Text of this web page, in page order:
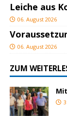
Leiche aus
06. August 2026
06. August 2026
ZUM